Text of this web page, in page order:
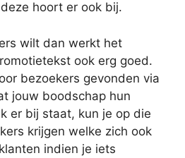
hoort er ook bij.
wilt dan werkt het
ook erg goed.
bezoekers gevonden via
jouw boodschap hun
er bij staat, kun je op die
krijgen welke zich ook
indien je iets